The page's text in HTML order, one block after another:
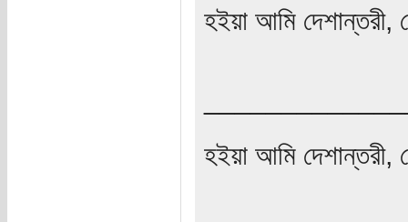
হইয়া আমি দেশান্তরী,
হইয়া আমি দেশান্তরী,